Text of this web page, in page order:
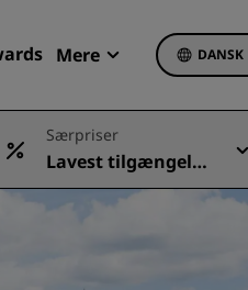
Mere
Mine bookinger
DANSK
Hoteltilbud
Få
Særpriser
Lavest tilgængelig
e pris